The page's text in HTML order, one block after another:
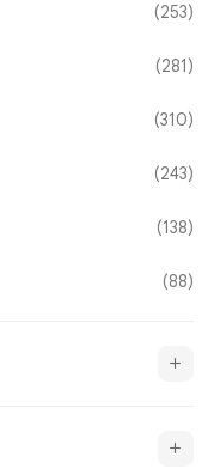
(253)
(281)
(310)
(243)
(138)
(88)